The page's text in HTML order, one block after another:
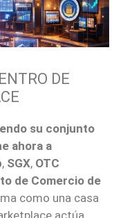
DE
su conjunto
ahora a
, SGX, OTC
de Comercio de
como una casa
actúa